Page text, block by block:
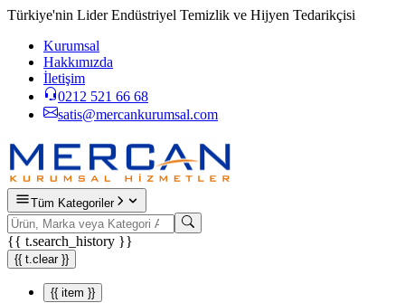
Türkiye'nin Lider Endüstriyel Temizlik ve Hijyen Tedarikçisi
Kurumsal
Hakkımızda
İletişim
0212 521 66 68
satis@mercankurumsal.com
Tüm Kategoriler
{{ t.search_history }}
{{ t.clear }}
{{ item }}